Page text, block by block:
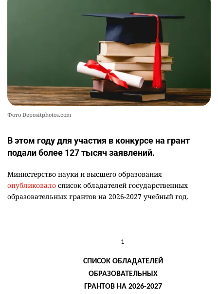
Фото Depositphotos.com
В этом году для участия в конкурсе на грант
подали более 127 тысяч заявлений.
Министерство науки и высшего образования
опубликовало список обладателей государственных
образовательных грантов на 2026-2027 учебный год.